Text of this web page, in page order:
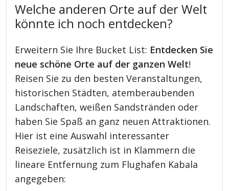
Welche anderen Orte auf der Welt
könnte ich noch entdecken?
Erweitern Sie Ihre Bucket List: Entdecken Sie
neue schöne Orte auf der ganzen Welt!
Reisen Sie zu den besten Veranstaltungen,
historischen Städten, atemberaubenden
Landschaften, weißen Sandstränden oder
haben Sie Spaß an ganz neuen Attraktionen.
Hier ist eine Auswahl interessanter
Reiseziele, zusätzlich ist in Klammern die
lineare Entfernung zum Flughafen Kabala
angegeben: